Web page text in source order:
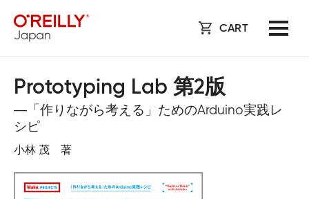
CART
Prototyping Lab 第2版
―「作りながら考える」ためのArduino実践レ
シピ
小林 茂 著